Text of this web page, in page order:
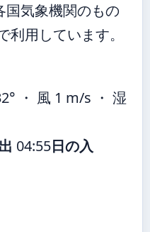
国気象機関のもの
用しています。
・ 風 1 m/s ・ 湿
04:55日の入